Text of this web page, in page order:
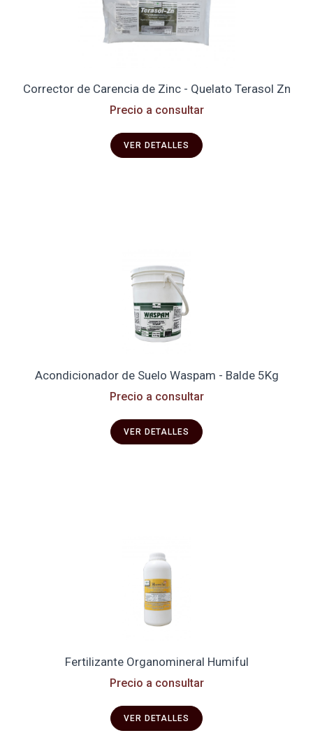
Corrector de Carencia de Zinc - Quelato Terasol Zn
Precio a consultar
VER DETALLES
Acondicionador de Suelo Waspam - Balde 5Kg
Precio a consultar
VER DETALLES
Fertilizante Organomineral Humiful
Precio a consultar
VER DETALLES